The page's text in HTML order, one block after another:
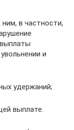
в частности,
и
удержаний;
выплате.